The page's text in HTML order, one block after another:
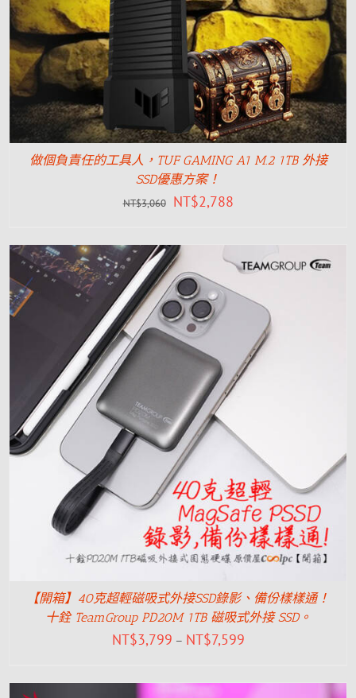
做個負責任的工具人，TUF GAMING A1 M.2 1TB 外接
SSD優惠方案！
NT$3,060 NT$2,788
【開箱】40克超輕磁吸式外接SSD錄影、備份樣樣通！
十銓 TeamGroup PD20M 1TB 磁吸式外接 SSD。
NT$3,799 – NT$7,599